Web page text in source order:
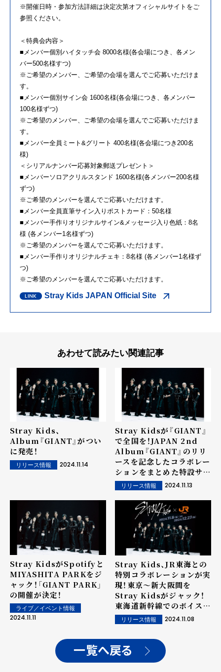
※開催日時・参加方法詳細は決定次第オフィシャルサイトをご
参照ください。
＜特典会内容＞
■メンバー個別ハイタッチ会 8000名様(各会場につき、各メン
バー500名様すつ)
※ご希望のメンバー、ご希望の会場を選んでご応募いただけま
す。
■メンバー個別サイン会 1600名様(各会場につき、各メンバー
100名様ずつ)
※ご希望のメンバー、ご希望の会場を選んでご応募いただけま
す。
■メンバー全員ミート&グリート 400名様(各会場につき200名
様)
＜シリアルナンバー応募対象郵送プレゼント＞
■メンバーソロアクリルスタンド 1600名様(各メンバー200名様
ずつ)
※ご希望のメンバーを選んでご応募いただけます。
■メンバー全員直筆サイン入りポストカード：50名様
■メンバー手作りオリジナルサイン&メッセージ入り色紙：8名
様 (各メンバー1名様ずつ)
※ご希望のメンバーを選んでご応募いただけます。
■メンバー手作りオリジナルチェキ：8名様 (各メンバー1名様ず
つ)
※ご希望のメンバーを選んでご応募いただけます。
Stray Kids JAPAN Official Site
あわせて読みたい関連記事
Stray Kids、
Album『GIANT』がつい
に発売！
リリース情報 2024.11.14
Stray Kidsが『GIANT』
で全国を！JAPAN 2nd
Album『GIANT』のリリ
ースを記念したコラボレー
ションをまとめた特設サイ
ト"GIANT REGION"が
公開！
リリース情報 2024.11.13
Stray KidsがSpotifyと
MIYASHITA PARKをジ
ャック！「GIANT PARK」
の開催が決定！
ライブ／イベント情報
2024.11.11
Stray Kids、JR東海との
特別コラボレーションが実
現！東京～新大阪間を
Stray Kidsがジャック！
東海道新幹線でのボイスコ
ンテンツや、駅広告の展開
が決定！
リリース情報 2024.11.08
一覧へ戻る